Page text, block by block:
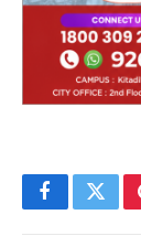
Facebook